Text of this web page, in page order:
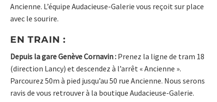
Ancienne. L’équipe Audacieuse-Galerie vous reçoit sur place
avec le sourire.
EN TRAIN :
Depuis la gare Genève Cornavin : Prenez la ligne de tram 18
(direction Lancy) et descendez à l’arrêt « Ancienne ».
Parcourez 50m à pied jusqu’au 50 rue Ancienne. Nous serons
ravis de vous retrouver à la boutique Audacieuse-Galerie.